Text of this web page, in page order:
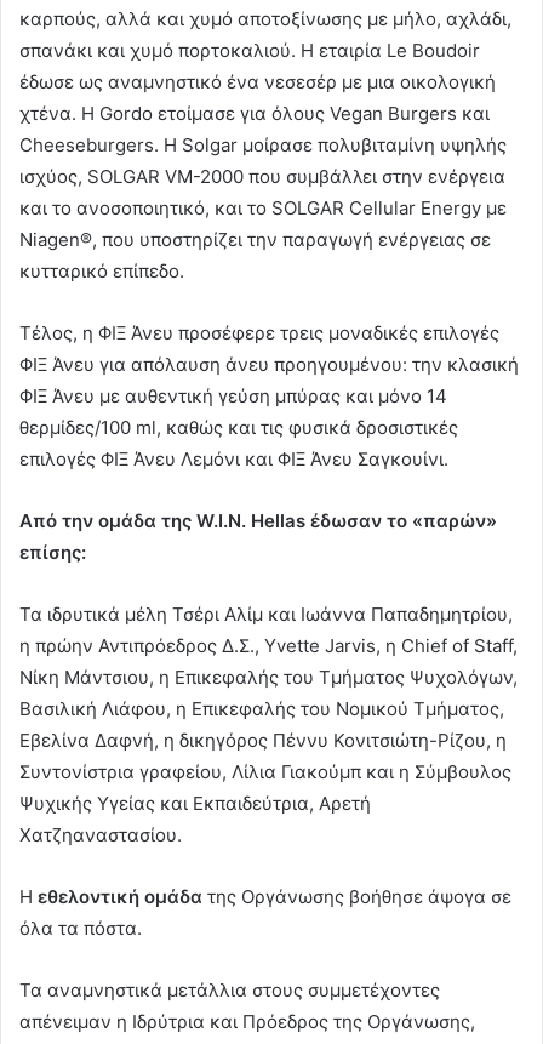
καρπούς, αλλά και χυμό αποτοξίνωσης με μήλο, αχλάδι,
σπανάκι και χυμό πορτοκαλιού. Η εταιρία Le Boudoir
έδωσε ως αναμνηστικό ένα νεσεσέρ με μια οικολογική
χτένα. Η Gordo ετοίμασε για όλους Vegan Burgers και
Cheeseburgers. Η Solgar μοίρασε πολυβιταμίνη υψηλής
ισχύος, SOLGAR VM-2000 που συμβάλλει στην ενέργεια
και το ανοσοποιητικό, και το SOLGAR Cellular Energy με
Niagen®, που υποστηρίζει την παραγωγή ενέργειας σε
κυτταρικό επίπεδο.
Τέλος, η ΦΙΞ Άνευ προσέφερε τρεις μοναδικές επιλογές
ΦΙΞ Άνευ για απόλαυση άνευ προηγουμένου: την κλασική
ΦΙΞ Άνευ με αυθεντική γεύση μπύρας και μόνο 14
θερμίδες/100 ml, καθώς και τις φυσικά δροσιστικές
επιλογές ΦΙΞ Άνευ Λεμόνι και ΦΙΞ Άνευ Σαγκουίνι.
Από την ομάδα της W.I.N. Hellas έδωσαν το «παρών»
επίσης:
Τα ιδρυτικά μέλη Τσέρι Αλίμ και Ιωάννα Παπαδημητρίου,
η πρώην Αντιπρόεδρος Δ.Σ., Yvette Jarvis, η Chief of Staff,
Νίκη Μάντσιου, η Επικεφαλής του Τμήματος Ψυχολόγων,
Βασιλική Λιάφου, η Επικεφαλής του Νομικού Τμήματος,
Εβελίνα Δαφνή, η δικηγόρος Πέννυ Κονιτσιώτη-Ρίζου, η
Συντονίστρια γραφείου, Λίλια Γιακούμπ και η Σύμβουλος
Ψυχικής Υγείας και Εκπαιδεύτρια, Αρετή
Χατζηαναστασίου.
Η εθελοντική ομάδα της Οργάνωσης βοήθησε άψογα σε
όλα τα πόστα.
Τα αναμνηστικά μετάλλια στους συμμετέχοντες
απένειμαν η Ιδρύτρια και Πρόεδρος της Οργάνωσης,